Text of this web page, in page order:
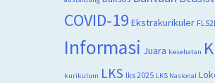
COVID-19 Ekstrakurikuler
Informasi Juara kesehatan
kurikulum LKS lks 2025 LKS Nasional